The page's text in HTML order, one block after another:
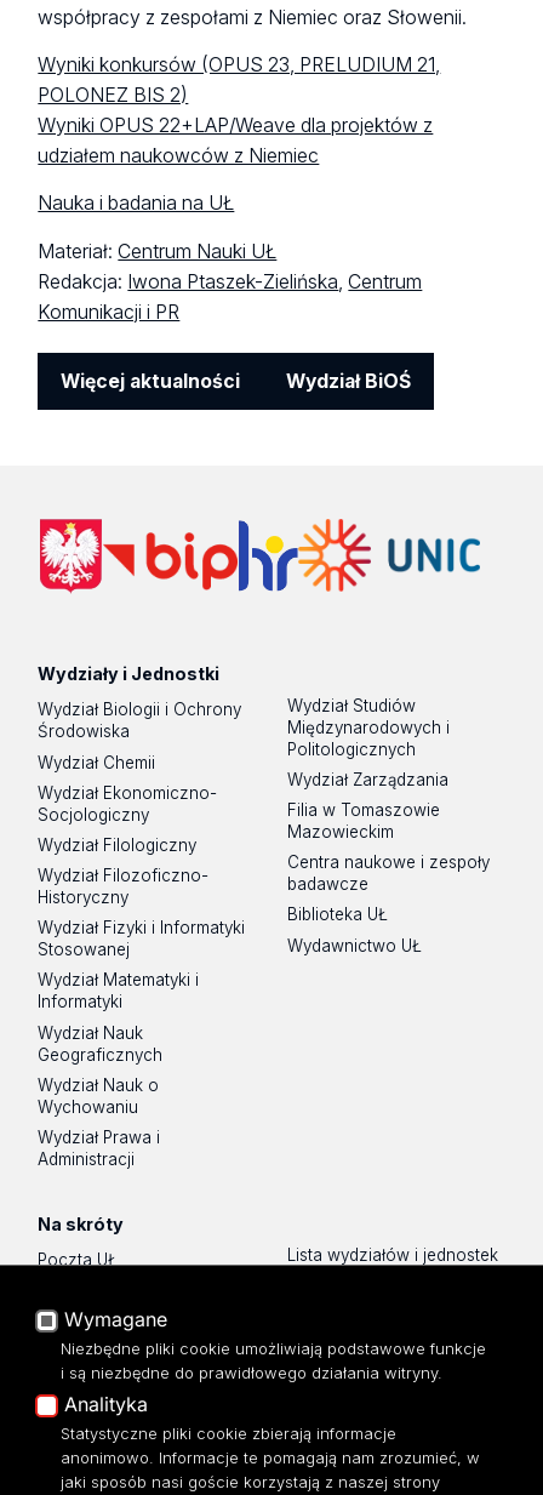
współpracy z zespołami z Niemiec oraz Słowenii.
Wyniki konkursów (OPUS 23, PRELUDIUM 21,
POLONEZ BIS 2)
Wyniki OPUS 22+LAP/Weave dla projektów z
udziałem naukowców z Niemiec
Nauka i badania na UŁ
Materiał:Centrum Nauki UŁ
Redakcja: Iwona Ptaszek-Zielińska ,Centrum
Komunikacji i PR
Więcej aktualności Wydział BiOŚ
Wydziały i Jednostki
Wydział Biologii i Ochrony
Środowiska
Wydział Chemii
Wydział Ekonomiczno-
Socjologiczny
Wydział Filologiczny
Wydział Filozoficzno-
Historyczny
Wydział Fizyki i Informatyki
Stosowanej
Wydział Matematyki i
Informatyki
Wydział Nauk
Geograficznych
Wydział Nauk o
Wychowaniu
Wydział Prawa i
Administracji
Wydział Studiów
Międzynarodowych i
Politologicznych
Wydział Zarządzania
Filia w Tomaszowie
Mazowieckim
Centra naukowe i zespoły
badawcze
Biblioteka UŁ
Wydawnictwo UŁ
Na skróty
Poczta UŁ
Portal Pracowniczy
Baza Aktów Własnych
Platforma e-learningowa
Moodle
Eksperci UŁ
Polityka Prywatności
Lista wydziałów i jednostek
O Stronie
Dostępność
Wymagane
Niezbędne pliki cookie umożliwiają podstawowe funkcje
i są niezbędne do prawidłowego działania witryny.
Analityka
Statystyczne pliki cookie zbierają informacje
anonimowo. Informacje te pomagają nam zrozumieć, w
jaki sposób nasi goście korzystają z naszej strony